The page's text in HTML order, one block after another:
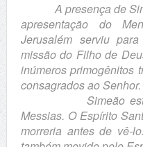
A presença de
apresentação do
Jerusalém serviu
missão do Filho de
inúmeros primogênitos
consagrados ao Senhor.
Simeão estava
Messias. O Espírito
morreria antes de vê-